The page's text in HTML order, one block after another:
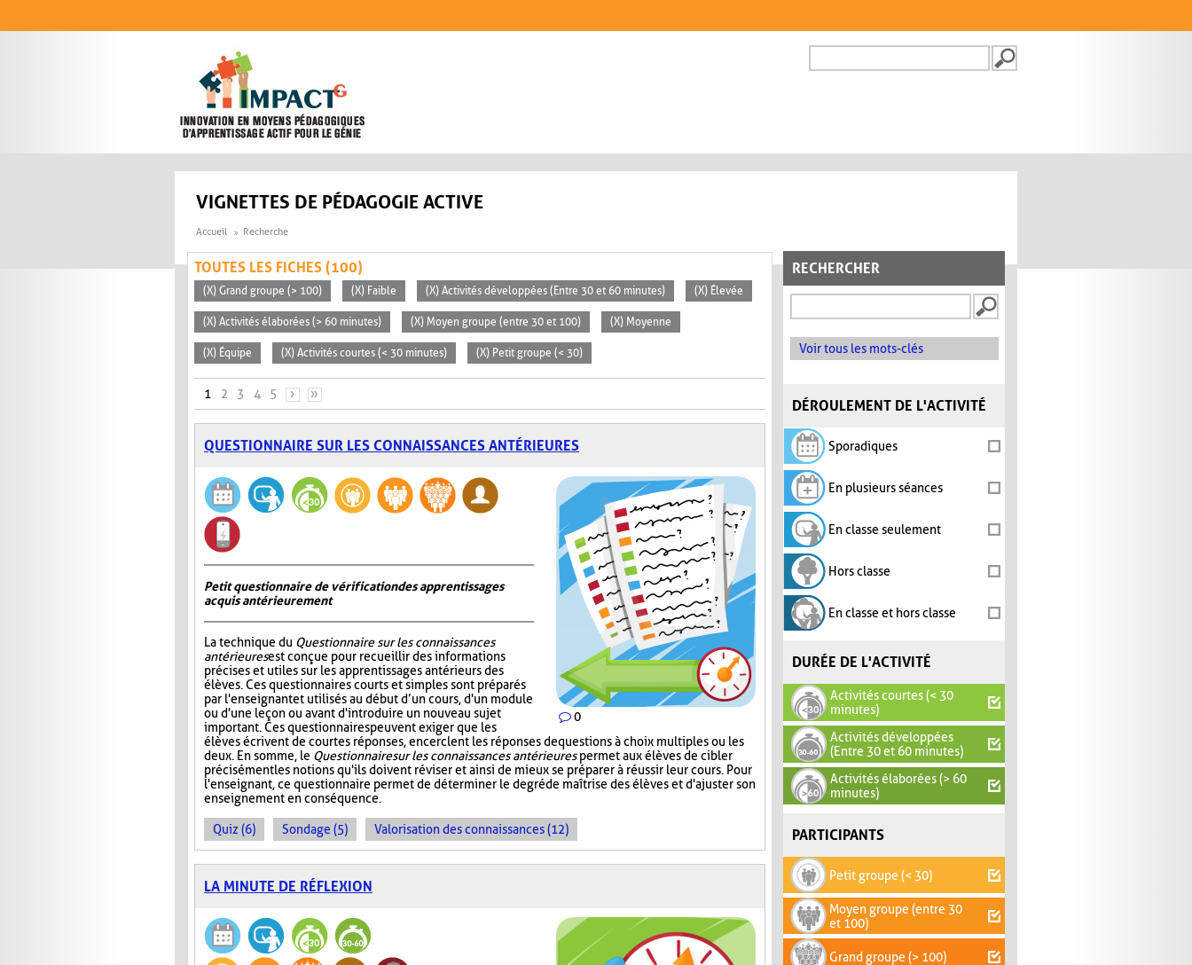
FORMULAIRE DE
VIGNETTES DE PÉDAGOGIE ACTIVE
Accueil Recherche
RECHERCHER
Voir tous les mots-clés
DÉROULEMENT DE L'ACTIVITÉ
Sporadiques
En plusieurs séances
En classe seulement
Hors classe
En classe et hors classe
DURÉE DE L'ACTIVITÉ
Activités courtes (< 30
minutes)
Activités développées
(Entre 30 et 60 minutes)
Activités élaborées (> 60
minutes)
PARTICIPANTS
Petit groupe (< 30)
Moyen groupe (entre 30
et 100)
Grand groupe (> 100)
TOUTES LES FICHES (100)
(X) Grand groupe (> 100) (X) Faible (X) Activités développées (Entre 30 et 60 minutes) (X) Élevée
(X) Activités élaborées (> 60 minutes) (X) Moyen groupe (entre 30 et 100) (X) Moyenne
(X) Équipe (X) Activités courtes (< 30 minutes) (X) Petit groupe (< 30)
PAGES
1 2 3 4 5 › »
QUESTIONNAIRE SUR LES CONNAISSANCES ANTÉRIEURES
0
Petit questionnaire de vérification des apprentissages
acquis antérieurement
La technique du Questionnaire sur les connaissances
antérieuresest conçue pour recueillir des informations
précises et utiles sur les apprentissages antérieurs des
élèves. Ces questionnaires courts et simples sont préparés
par l'enseignant et utilisés au début d’un cours, d'un module
ou d'une leçon ou avant d'introduire un nouveau sujet
important. Ces questionnaires peuvent exiger que les
élèves écrivent de courtes réponses, encerclent les réponses de questions à choix multiples ou les
deux. En somme, le Questionnaire sur les connaissances antérieurespermet aux élèves de cibler
précisément les notions qu'ils doivent réviser et ainsi de mieux se préparer à réussir leur cours. Pour
l'enseignant, ce questionnaire permet de déterminer le degré de maîtrise des élèves et d'ajuster son
enseignement en conséquence.
Quiz (6) Sondage (5) Valorisation des connaissances (12)
LA MINUTE DE RÉFLEXION